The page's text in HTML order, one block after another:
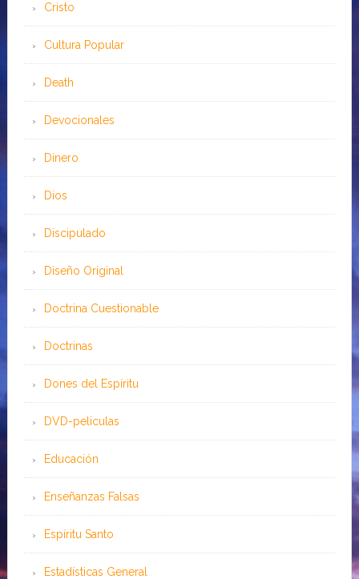
Cristo
Cultura Popular
Death
Devocionales
Dinero
Dios
Discipulado
Diseño Original
Doctrina Cuestionable
Doctrinas
Dones del Espíritu
DVD-peliculas
Educación
Enseñanzas Falsas
Espíritu Santo
Estadísticas General